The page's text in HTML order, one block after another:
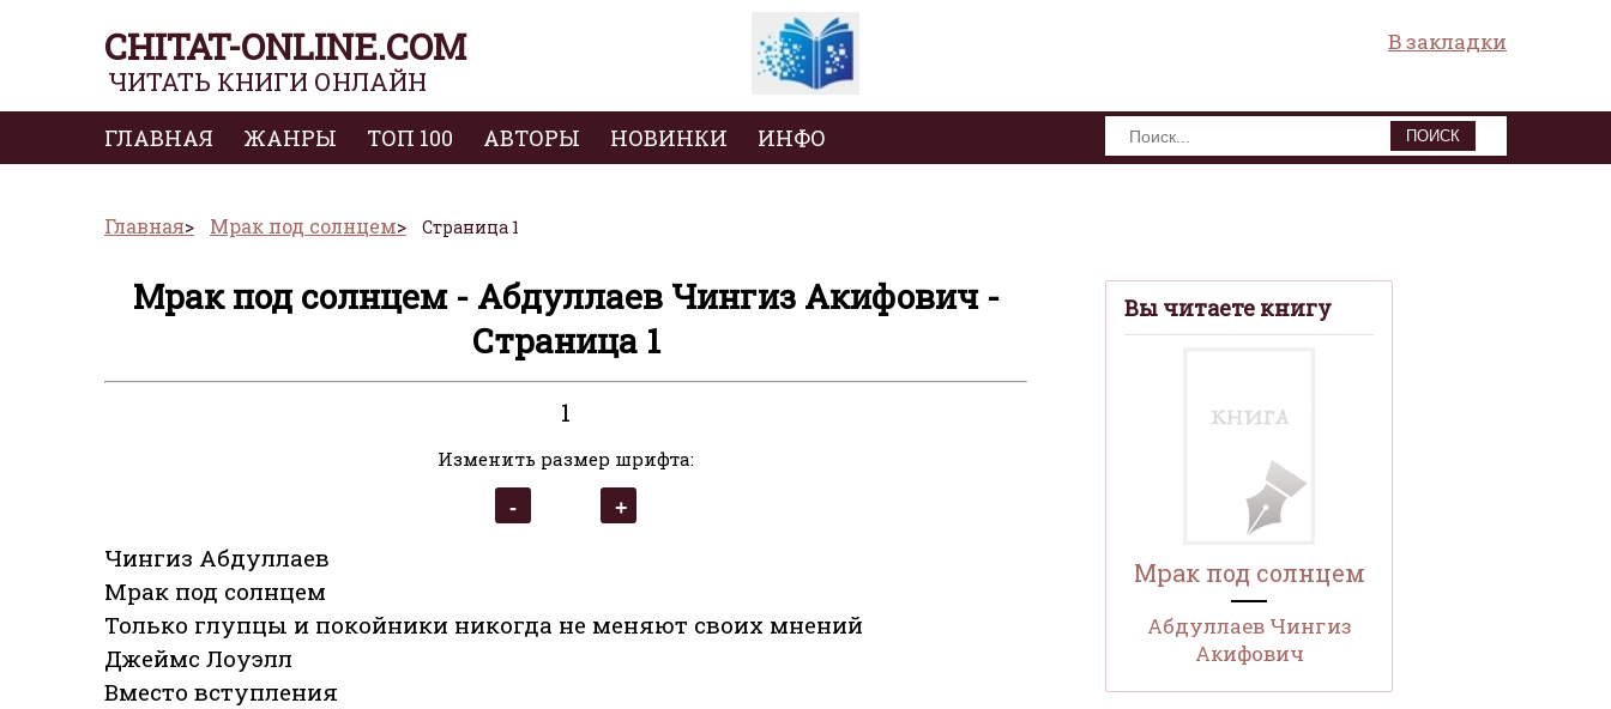
CHITAT-ONLINE.COM
ЧИТАТЬ КНИГИ ОНЛАЙН
В закладки
ГЛАВНАЯ ЖАНРЫ ТОП 100 АВТОРЫ НОВИНКИ ИНФО ПОИСК
Главная Мрак под солнцем Страница 1
Вы читаете книгу
Мрак под солнцем
Абдуллаев Чингиз
Акифович
Мрак под солнцем - Абдуллаев Чингиз Акифович -
Страница 1
1
Изменить размер шрифта:
Чингиз Абдуллаев
Мрак под солнцем
Только глупцы и покойники никогда не меняют своих мнений
Джеймс Лоуэлл
Вместо вступления